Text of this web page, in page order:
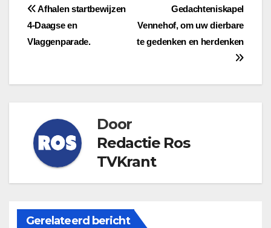
Bericht
navigatie
Gedachteniskapel
Vennehof, om uw dierbare
te gedenken en herdenken
Afhalen startbewijzen
4-Daagse en
Vlaggenparade.
Door
Redactie Ros
TVKrant
Gerelateerd bericht